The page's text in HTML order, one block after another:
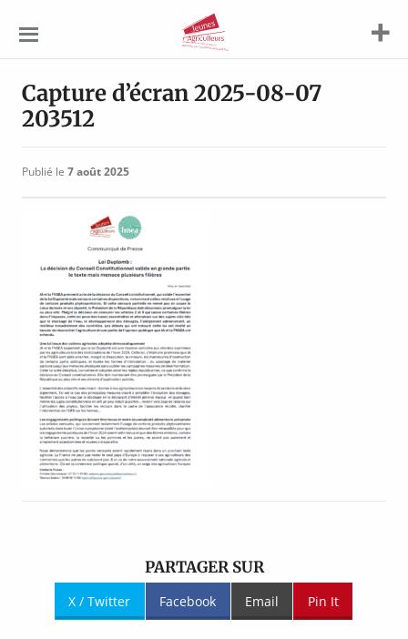
Agriculteurs
Capture d’écran 2025-08-07
203512
Publié le 7 août 2025
PARTAGER SUR
X / Twitter Facebook Email Pin It